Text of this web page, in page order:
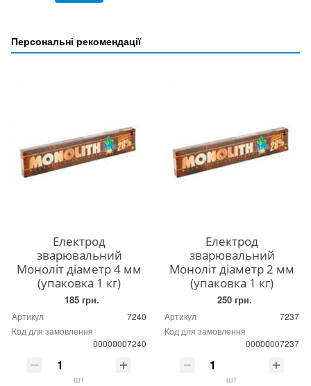
Персональні рекомендації
Електрод
зварювальний
Моноліт діаметр 4 мм
(упаковка 1 кг)
185 грн.
Артикул
7240
Код для замовлення
00000007240
шт
Електрод
зварювальний
Моноліт діаметр 2 мм
(упаковка 1 кг)
250 грн.
Артикул
7237
Код для замовлення
00000007237
шт